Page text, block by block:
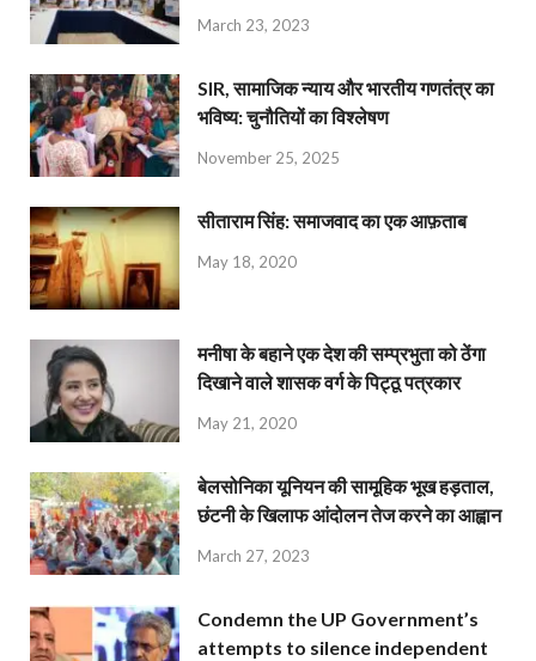
March 23, 2023
SIR, सामाजिक न्याय और भारतीय गणतंत्र का
भविष्य: चुनौतियों का विश्लेषण
November 25, 2025
सीताराम सिंह: समाजवाद का एक आफ़ताब
May 18, 2020
मनीषा के बहाने एक देश की सम्प्रभुता को ठेंगा
दिखाने वाले शासक वर्ग के पिट्ठू पत्रकार
May 21, 2020
बेलसोनिका यूनियन की सामूहिक भूख हड़ताल,
छंटनी के खिलाफ आंदोलन तेज करने का आह्वान
March 27, 2023
Condemn the UP Government’s
attempts to silence independent